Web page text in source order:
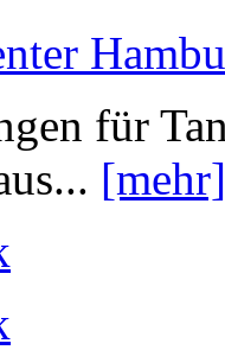
für
[mehr]